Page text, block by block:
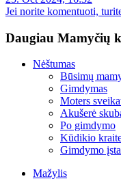
Jei norite komentuoti,
Daugiau Mamyčių
Nėštumas
Būsimų
Gimdymas
Moters
Akušerė
Po gimdymo
Kūdikio
Gimdymo
Mažylis